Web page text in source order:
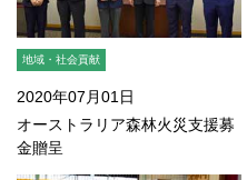
地域・社会貢献
2020年07月01日
オーストラリア森林火災支援募
金贈呈